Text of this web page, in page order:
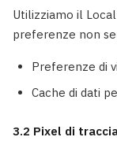
Utilizziamo il
preferenze non
Preferenze di
Cache di dati
3.2 Pixel di